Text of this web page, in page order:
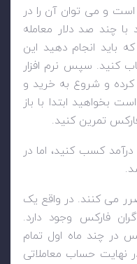
و می توان آن را در
با چند صد دلار معامله
باید انجام دهید این
کنید. سپس نرم افزار
کرده و شروع به خرید و
ابتدا با باز
تمرین کنید.
کسب کنید، اما در
می کنند. در واقع یک
گران فارکس وجود دارد.
در چند ماه اول تمام
نهایت حساب معاملاتی